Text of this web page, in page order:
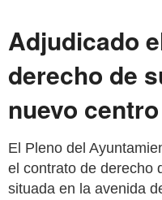
Adjudicado
derecho de
nuevo
El Pleno del
el contrato de derecho
situada en la avenida